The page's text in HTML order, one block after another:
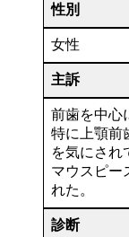
性別
女性
主訴
前歯を中心
特に上顎前
を気にされ
マウスピー
れた。
診断